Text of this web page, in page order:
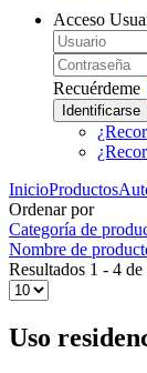
Acceso
Recuérdeme
Identificarse
InicioProductos
Ordenar por
Categoría de
Nombre de
Resultados 1 - 4 de
Uso